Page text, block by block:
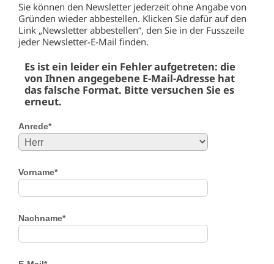
Sie können den Newsletter jederzeit ohne Angabe von
Gründen wieder abbestellen. Klicken Sie dafür auf den
Link „Newsletter abbestellen“, den Sie in der Fusszeile
jeder Newsletter-E-Mail finden.
Es ist ein leider ein Fehler aufgetreten: die
von Ihnen angegebene E-Mail-Adresse hat
das falsche Format. Bitte versuchen Sie es
erneut.
Anrede*
Vorname*
Nachname*